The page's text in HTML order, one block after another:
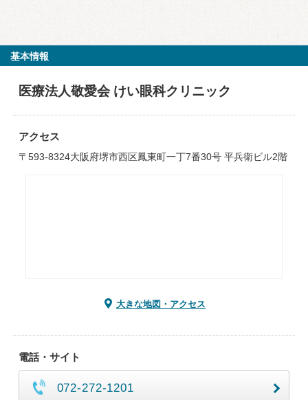
基本情報
医療法人敬愛会 けい眼科クリニック
アクセス
〒593-8324大阪府堺市西区鳳東町一丁7番30号 平兵衛ビル2階
大きな地図・アクセス
電話・サイト
072-272-1201